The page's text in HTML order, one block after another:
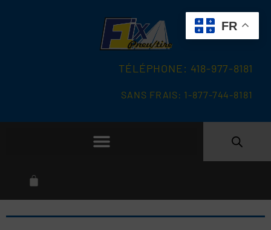
TÉLÉPHONE: 418-977-8181
SANS FRAIS: 1-877-744-8181
FR